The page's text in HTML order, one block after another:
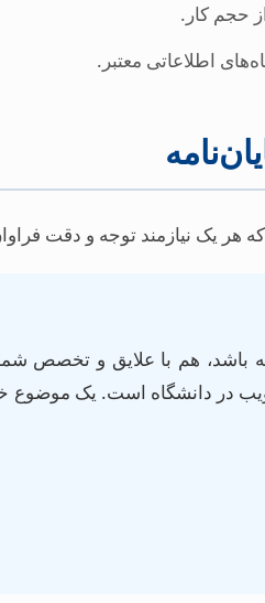
حجم کار.
اطلاعاتی معتبر.
هر یک نیازمند توجه و دقت
باشد، هم با علایق و تخصص
در دانشگاه است. یک